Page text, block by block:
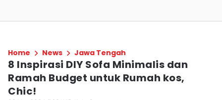
Home News Jawa Tengah
8 Inspirasi DIY Sofa Minimalis dan
Ramah Budget untuk Rumah kos,
Chic!